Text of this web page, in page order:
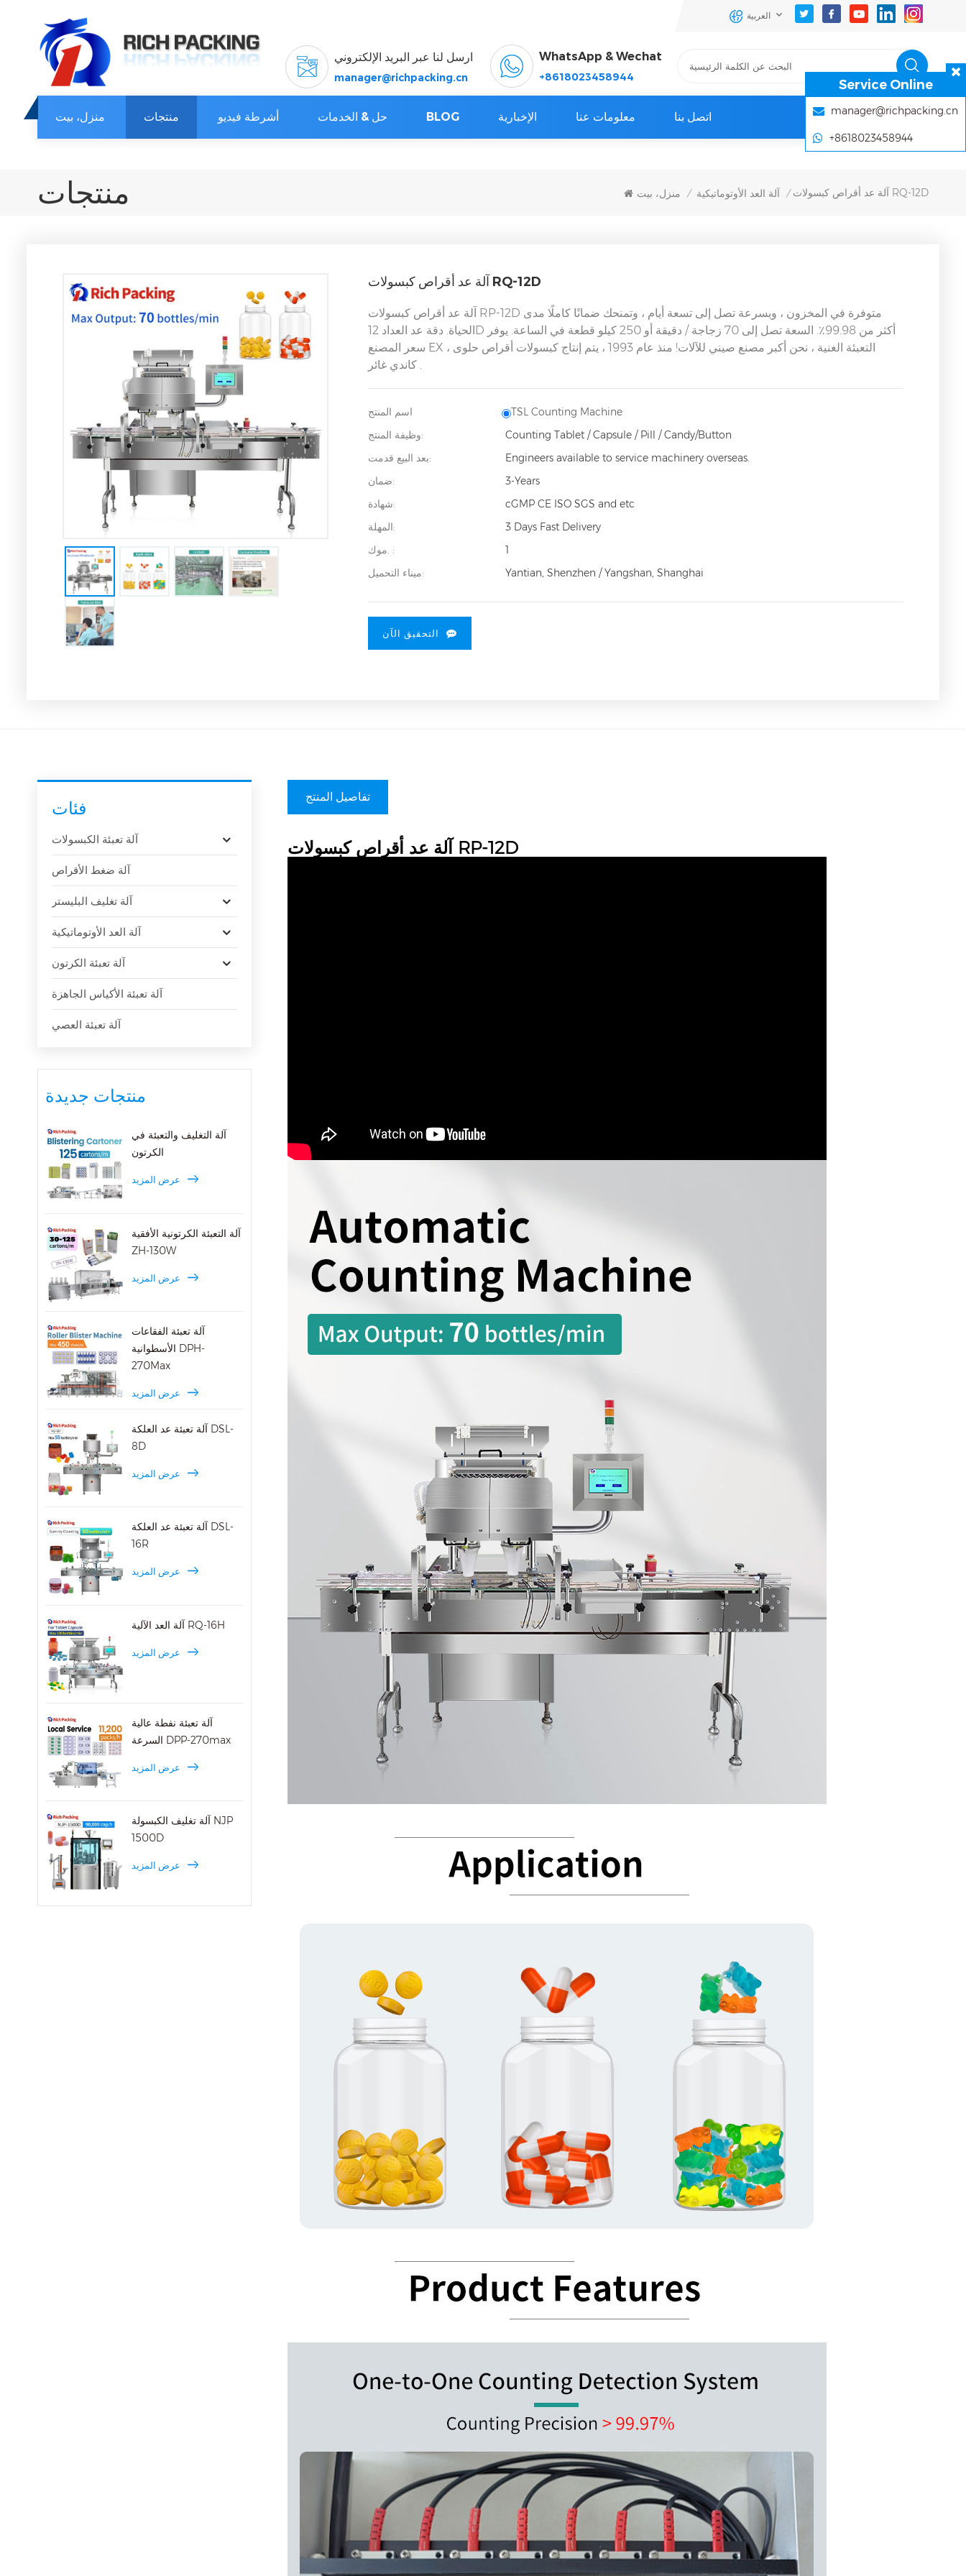
العربية
ارسل لنا عبر البريد الإلكتروني
manager@richpacking.cn
WhatsApp & Wechat
+8618023458944
منزل، بيت منتجات أشرطة فيديو حل & الخدمات BLOG الإخبارية معلومات عنا اتصل بنا
منتجات منزل، بيت / آلة العد الأوتوماتيكية / آلة عد أقراص كبسولات RQ-12D
آلة عد أقراص كبسولات RQ-12D
آلة عد أقراص كبسولات RP-12D متوفرة في المخزون ، وبسرعة تصل إلى تسعة أيام ، وتمنحك ضمانًا كاملًا مدى
الحياة. دقة عد العداد 12D أكثر من 99.98٪. السعة تصل إلى 70 زجاجة / دقيقة أو 250 كيلو قطعة في الساعة. يوفر
سعر المصنع EX ، التعبئة الغنية ، نحن
أكبر مصنع صيني للآلات! منذ عام 1993 ، يتم إنتاج كبسولات أقراص حلوى
.
اسم المنتج
TSL Counting Machine
وظيفة المنتج:
Counting Tablet / Capsule / Pill / Candy/Button
بعد البيع قدمت:
Engineers available to service machinery overseas.
ضمان:
3-Years
شهادة:
cGMP CE ISO SGS and etc
المهلة:
3 Days Fast Delivery
موك. :
1
ميناء التحميل:
Yantian, Shenzhen / Yangshan, Shanghai
التحقيق الآن
فئات
آلة تعبئة الكبسولات
آلة ضغط الأقراص
آلة تغليف البليستر
آلة العد الأوتوماتيكية
آلة تعبئة الكرتون
آلة تعبئة الأكياس الجاهزة
آلة تعبئة العصي
منتجات جديدة
آلة التغليف والتعبئة في
الكرتون
عرض المزيد
آلة التعبئة الكرتونية الأفقية
ZH-130W
عرض المزيد
آلة تعبئة الفقاعات
الأسطوانية DPH-
270Max
عرض المزيد
آلة تعبئة عد العلكة DSL-
8D
عرض المزيد
آلة تعبئة عد العلكة DSL-
16R
عرض المزيد
آلة العد الآلية RQ-16H
عرض المزيد
آلة تعبئة نفطة عالية
السرعة DPP-270max
عرض المزيد
آلة تغليف الكبسولة NJP
1500D
عرض المزيد
تفاصيل المنتج
آلة عد أقراص كبسولات RP-12D
Service Online
manager@richpacking.cn
+8618023458944